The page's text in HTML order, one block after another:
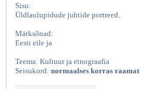
Sisu:
Üldlaulupidude juhtide portreed.
Märksõnad:
Eesti eile ja
Teema: Kultuur ja etnograafia
Seisukord: normaalses korras raamat